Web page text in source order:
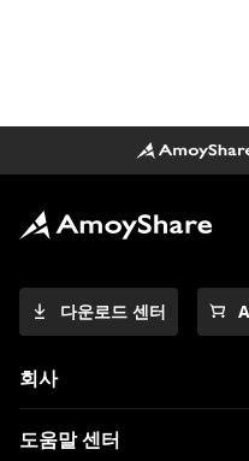
다운로드 센터
회사
도움말 센터